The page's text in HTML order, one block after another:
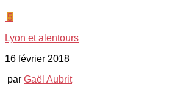
5
Lyon et alentours
16 février 2018
par Gaël Aubrit